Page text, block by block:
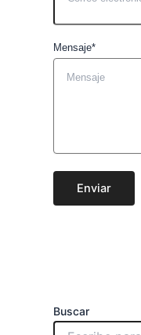
Mensaje*
Enviar
Buscar